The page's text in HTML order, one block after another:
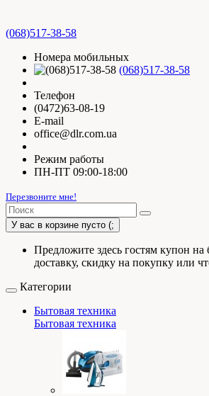
(068)517-38-58
Номера мобильных
(068)517-38-58
Телефон
(0472)63-08-19
E-mail
office@dlr.com.ua
Режим работы
ПН-ПТ 09:00-18:00
Перезвоните мне!
У вас в корзине пусто (;
Предложите здесь гостям купон на
доставку, скидку на покупку или
Категории
Бытовая техника
Бытовая техника